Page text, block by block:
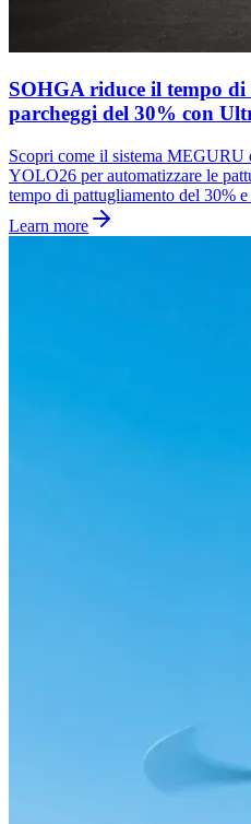
SOHGA riduce il tempo
parcheggi del 30% con
Scopri come il sistema
YOLO26 per automatizzare le
tempo di pattugliamento del 30%
Learn more